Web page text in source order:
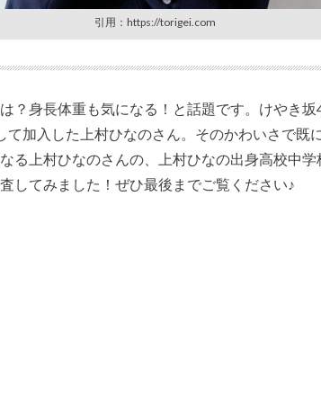
引用：https://torigei.com
？身長体重も気になる！と話題です。けやき
て加入した上村ひなのさん。そのかわいさで既
る上村ひなのさんの、上村ひなの出身高校中
してみました！ぜひ最後までご覧ください♪